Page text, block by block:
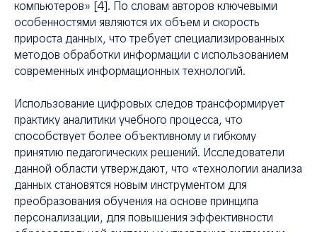
компьютеров» [4]. По словам авторов ключевыми
особенностями являются их объем и скорость
прироста данных, что требует специализированных
методов обработки информации с использованием
современных информационных технологий.
Использование цифровых следов трансформирует
практику аналитики учебного процесса, что
способствует более объективному и гибкому
принятию педагогических решений. Исследователи
данной области утверждают, что «технологии анализа
данных становятся новым инструментом для
преобразования обучения на основе принципа
персонализации, для повышения эффективности